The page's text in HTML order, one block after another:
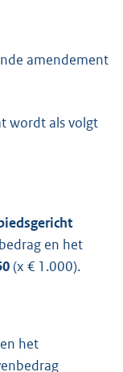
amendement
wordt als volgt
en het
(x € 1.000).
het